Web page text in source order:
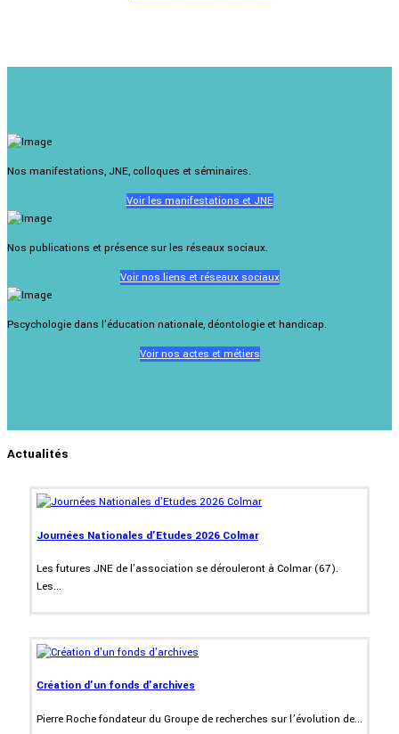
Nos manifestations, JNE, colloques et séminaires.
Voir les manifestations et JNE
Nos publications et présence sur les réseaux sociaux.
Voir nos liens et réseaux sociaux
Pscychologie dans l'éducation nationale, déontologie et handicap.
Voir nos actes et métiers
Actualités
Journées Nationales d'Etudes 2026 Colmar
Les futures JNE de l'association se dérouleront à Colmar (67).
Les...
Création d'un fonds d'archives
Pierre Roche fondateur du Groupe de recherches sur l’évolution de...